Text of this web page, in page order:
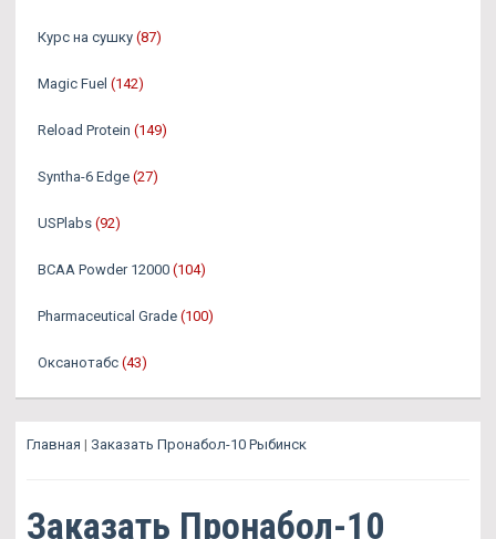
Курс на сушку (87)
Magic Fuel (142)
Reload Protein (149)
Syntha-6 Edge (27)
USPlabs (92)
BCAA Powder 12000 (104)
Pharmaceutical Grade (100)
Оксанотабс (43)
Главная | Заказать Пронабол-10 Рыбинск
Заказать Пронабол-10